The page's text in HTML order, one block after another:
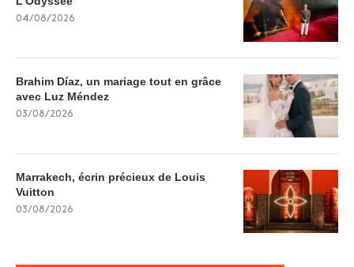
04/08/2026
Brahim Díaz, un mariage tout en grâce
avec Luz Méndez
03/08/2026
Marrakech, écrin précieux de Louis
Vuitton
03/08/2026